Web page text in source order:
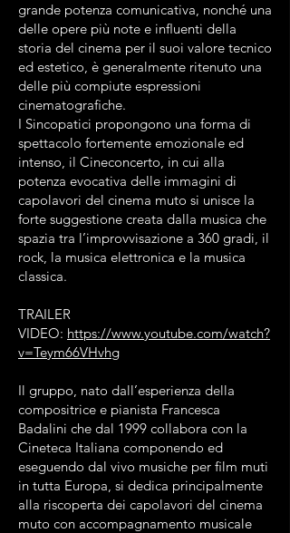
grande potenza comunicativa, nonché una
delle opere più note e inﬂuenti della
storia del cinema per il suoi valore tecnico
ed estetico, è generalmente ritenuto una
delle più compiute espressioni
cinematograﬁche.
I Sincopatici propongono una forma di
spettacolo fortemente emozionale ed
intenso, il Cineconcerto, in cui alla
potenza evocativa delle immagini di
capolavori del cinema muto si unisce la
forte suggestione creata dalla musica che
spazia tra l’improvvisazione a 360 gradi, il
rock, la musica elettronica e la musica
classica.
TRAILER
VIDEO: https://www.youtube.com/watch?
v=Teym66VHvhg
Il gruppo, nato dall’esperienza della
compositrice e pianista Francesca
Badalini che dal 1999 collabora con la
Cineteca Italiana componendo ed
eseguendo dal vivo musiche per ﬁlm muti
in tutta Europa, si dedica principalmente
alla riscoperta dei capolavori del cinema
muto con accompagnamento musicale